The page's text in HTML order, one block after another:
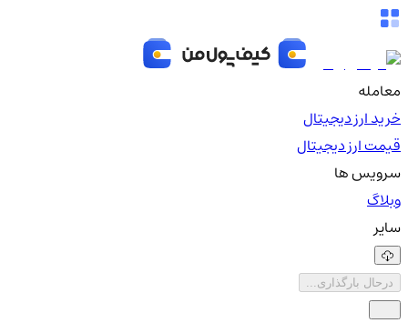
معامله
خرید ارز دیجیتال
قیمت ارز دیجیتال
سرویس ها
وبلاگ
سایر
درحال بارگذاری...